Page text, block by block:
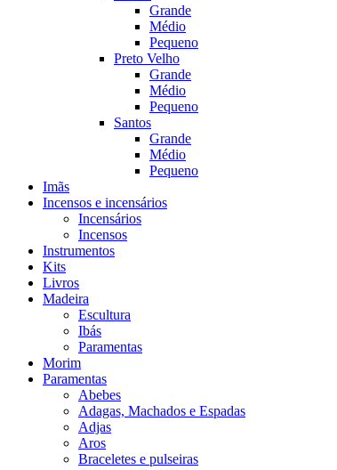
Grande
Médio
Pequeno
Preto Velho
Grande
Médio
Pequeno
Santos
Grande
Médio
Pequeno
Imãs
Incensos e incensários
Incensários
Incensos
Instrumentos
Kits
Livros
Madeira
Escultura
Ibás
Paramentas
Morim
Paramentas
Abebes
Adagas, Machados e Espadas
Adjas
Aros
Braceletes e pulseiras